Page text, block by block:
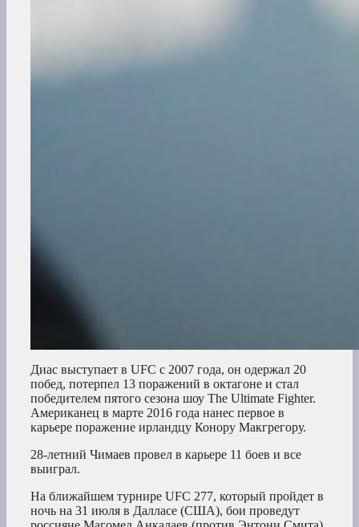
Диас выступает в UFC с 2007 года, он одержал 20
побед, потерпел 13 поражений в октагоне и стал
победителем пятого сезона шоу The Ultimate Fighter.
Американец в марте 2016 года нанес первое в
карьере поражение ирландцу Конору Макгрегору.
28-летний Чимаев провел в карьере 11 боев и все
выиграл.
На ближайшем турнире UFC 277, который пройдет в
ночь на 31 июля в Далласе (США), бои проведут